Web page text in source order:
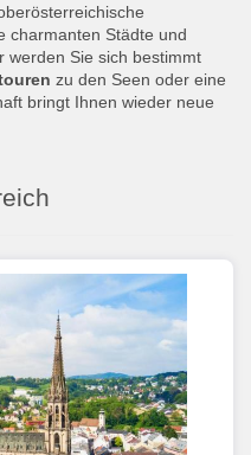
charmanten Städte und
werden Sie sich bestimmt
zu den Seen oder eine
bringt Ihnen wieder neue